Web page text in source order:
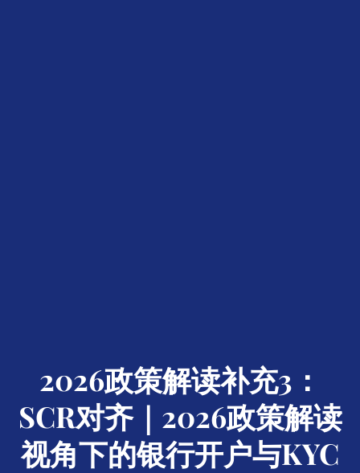
2026政策解读补充3：
SCR对齐｜2026政策解读
视角下的银行开户与KYC